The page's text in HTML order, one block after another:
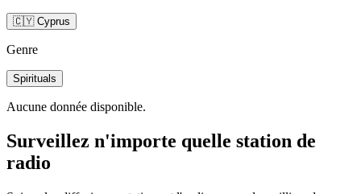
🇨🇾 Cyprus
Genre
Spirituals
Aucune donnée disponible.
Surveillez n'importe quelle station de
radio